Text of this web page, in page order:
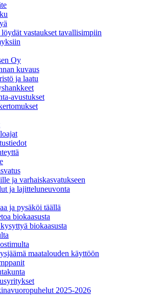
löydät vastaukset tavallisimpiin
Oy
kuvaus
ja laatu
avustukset
ja varhaiskasvatukseen
ja lajitteluneuvonta
ja pysäköi täällä
biokaasusta
biokaasusta
maatalouden käyttöön
2025-2026